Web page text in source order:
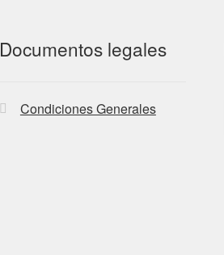
Documentos legales
Condiciones Generales